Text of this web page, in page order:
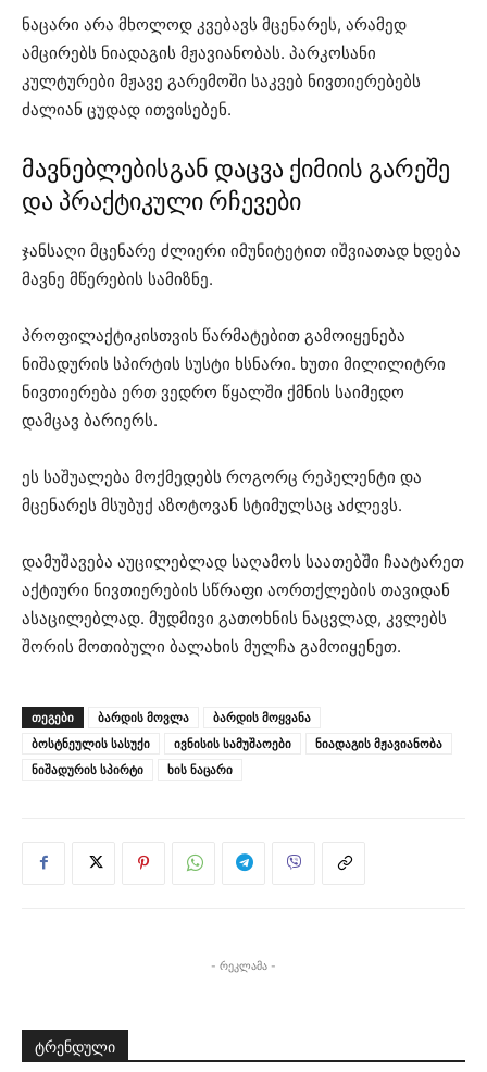
ნაცარი არა მხოლოდ კვებავს მცენარეს, არამედ
ამცირებს ნიადაგის მჟავიანობას. პარკოსანი
კულტურები მჟავე გარემოში საკვებ ნივთიერებებს
ძალიან ცუდად ითვისებენ.
მავნებლებისგან დაცვა ქიმიის გარეშე
და პრაქტიკული რჩევები
ჯანსაღი მცენარე ძლიერი იმუნიტეტით იშვიათად ხდება
მავნე მწერების სამიზნე.
პროფილაქტიკისთვის წარმატებით გამოიყენება
ნიშადურის სპირტის სუსტი ხსნარი. ხუთი მილილიტრი
ნივთიერება ერთ ვედრო წყალში ქმნის საიმედო
დამცავ ბარიერს.
ეს საშუალება მოქმედებს როგორც რეპელენტი და
მცენარეს მსუბუქ აზოტოვან სტიმულსაც აძლევს.
დამუშავება აუცილებლად საღამოს საათებში ჩაატარეთ
აქტიური ნივთიერების სწრაფი აორთქლების თავიდან
ასაცილებლად. მუდმივი გათოხნის ნაცვლად, კვლებს
შორის მოთიბული ბალახის მულჩა გამოიყენეთ.
ᲗᲔᲒᲔᲑᲘ ბარდის მოვლა
ბარდის მოყვანა
ბოსტნეულის სასუქი
ივნისის სამუშაოები
ნიადაგის მჟავიანობა
ნიშადურის სპირტი
ხის ნაცარი
- რეკლამა -
ტრენდული